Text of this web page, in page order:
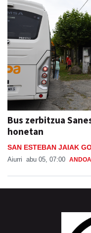
Bus zerbitzua
honetan
SAN ESTEBAN JAIAK
Aiurri abu 05, 07:00